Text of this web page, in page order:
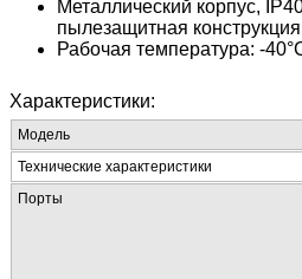
Металлический корпус,
пылезащитная конструкция
Рабочая температура: -
Характеристики:
Модель
Технические характеристики
Порты